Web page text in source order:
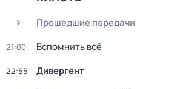
Прошедшие передачи
21:00 Вспомнить всё
22:55 Дивергент